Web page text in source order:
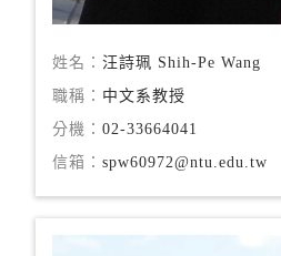
姓名：汪詩珮 Shih-Pe Wang
職稱： 中文系教授
分機：02-33664041
信箱：spw60972@ntu.edu.tw